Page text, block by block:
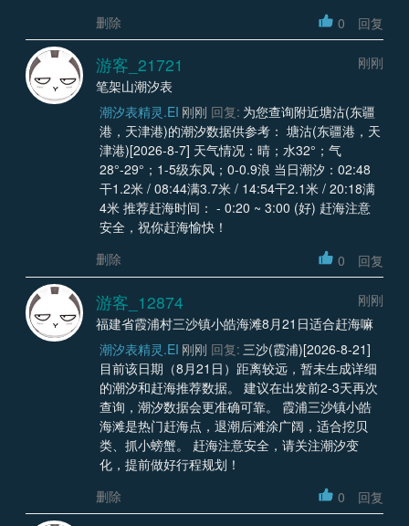
删除
0 回复
游客_21721
刚刚
笔架山潮汐表
潮汐表精灵.EI 刚刚 回复: 为您查询附近塘沽(东疆
港，天津港)的潮汐数据供参考： 塘沽(东疆港，天
津港)[2026-8-7] 天气情况：晴；水32°；气
28°-29°；1-5级东风；0-0.9浪 当日潮汐：02:48
干1.2米 / 08:44满3.7米 / 14:54干2.1米 / 20:18满
4米 推荐赶海时间： - 0:20 ~ 3:00 (好) 赶海注意
安全，祝你赶海愉快！
删除
0 回复
游客_12874
刚刚
福建省霞浦村三沙镇小皓海滩8月21日适合赶海嘛
潮汐表精灵.EI 刚刚 回复: 三沙(霞浦)[2026-8-21]
目前该日期（8月21日）距离较远，暂未生成详细
的潮汐和赶海推荐数据。 建议在出发前2-3天再次
查询，潮汐数据会更准确可靠。 霞浦三沙镇小皓
海滩是热门赶海点，退潮后滩涂广阔，适合挖贝
类、抓小螃蟹。 赶海注意安全，请关注潮汐变
化，提前做好行程规划！
删除
0 回复